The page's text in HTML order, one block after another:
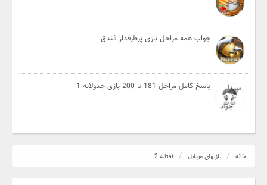
جواب همه مراحل بازی پرطرفدار فندق
پاسخ کامل مراحل 181 تا 200 بازی جدولانه 1
خانه بازیهای موبایل آفتابه 2